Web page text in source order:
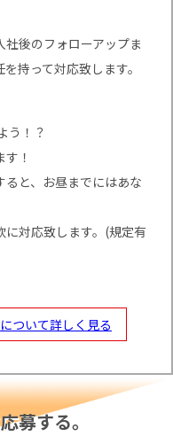
後のフォローアップま
持って対応致します。
う！？
！
と、お昼までにはあな
に対応致します。(規定有
ついて詳しく見る
募する。